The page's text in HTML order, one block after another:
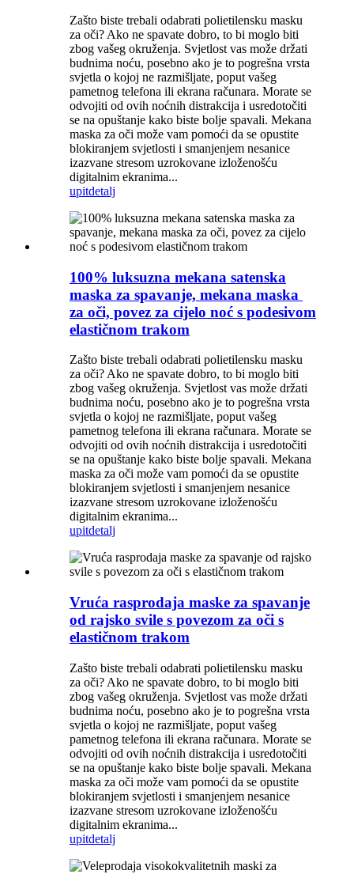
Zašto biste trebali odabrati polietilensku masku
za oči? Ako ne spavate dobro, to bi moglo biti
zbog vašeg okruženja. Svjetlost vas može držati
budnima noću, posebno ako je to pogrešna vrsta
svjetla o kojoj ne razmišljate, poput vašeg
pametnog telefona ili ekrana računara. Morate se
odvojiti od ovih noćnih distrakcija i usredotočiti
se na opuštanje kako biste bolje spavali. Mekana
maska ​​za oči može vam pomoći da se opustite
blokiranjem svjetlosti i smanjenjem nesanice
izazvane stresom uzrokovane izloženošću
digitalnim ekranima...
upitdetalj
100% luksuzna mekana satenska
maska ​​za spavanje, mekana maska ​​
za oči, povez za cijelo noć s podesivom
elastičnom trakom
Zašto biste trebali odabrati polietilensku masku
za oči? Ako ne spavate dobro, to bi moglo biti
zbog vašeg okruženja. Svjetlost vas može držati
budnima noću, posebno ako je to pogrešna vrsta
svjetla o kojoj ne razmišljate, poput vašeg
pametnog telefona ili ekrana računara. Morate se
odvojiti od ovih noćnih distrakcija i usredotočiti
se na opuštanje kako biste bolje spavali. Mekana
maska ​​za oči može vam pomoći da se opustite
blokiranjem svjetlosti i smanjenjem nesanice
izazvane stresom uzrokovane izloženošću
digitalnim ekranima...
upitdetalj
Vruća rasprodaja maske za spavanje
od rajsko svile s povezom za oči s
elastičnom trakom
Zašto biste trebali odabrati polietilensku masku
za oči? Ako ne spavate dobro, to bi moglo biti
zbog vašeg okruženja. Svjetlost vas može držati
budnima noću, posebno ako je to pogrešna vrsta
svjetla o kojoj ne razmišljate, poput vašeg
pametnog telefona ili ekrana računara. Morate se
odvojiti od ovih noćnih distrakcija i usredotočiti
se na opuštanje kako biste bolje spavali. Mekana
maska ​​za oči može vam pomoći da se opustite
blokiranjem svjetlosti i smanjenjem nesanice
izazvane stresom uzrokovane izloženošću
digitalnim ekranima...
upitdetalj